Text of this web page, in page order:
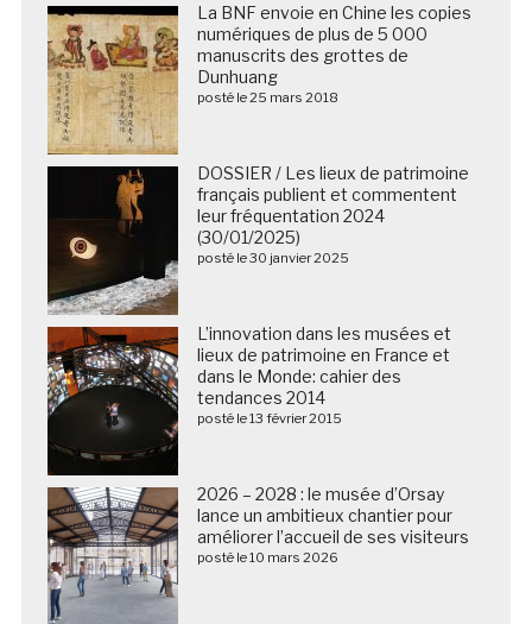
La BNF envoie en Chine les copies
numériques de plus de 5 000
manuscrits des grottes de
Dunhuang
posté le 25 mars 2018
DOSSIER / Les lieux de patrimoine
français publient et commentent
leur fréquentation 2024
(30/01/2025)
posté le 30 janvier 2025
L’innovation dans les musées et
lieux de patrimoine en France et
dans le Monde: cahier des
tendances 2014
posté le 13 février 2015
2026 – 2028 : le musée d’Orsay
lance un ambitieux chantier pour
améliorer l’accueil de ses visiteurs
posté le 10 mars 2026